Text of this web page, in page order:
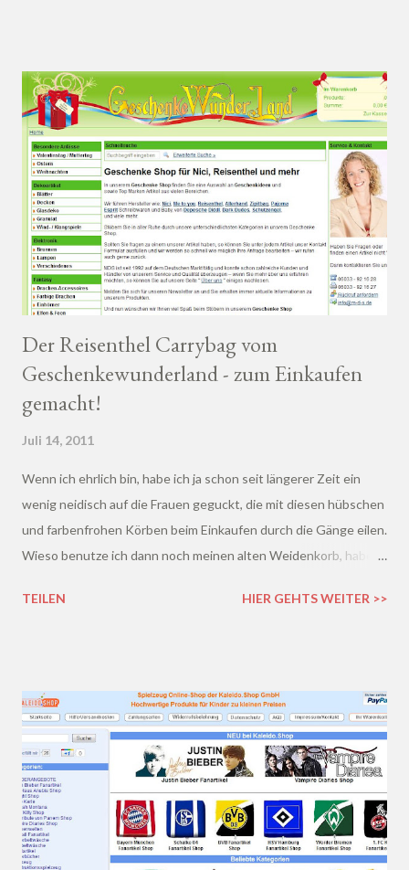
Der Reisenthel Carrybag vom
Geschenkewunderland - zum Einkaufen
gemacht!
Juli 14, 2011
Wenn ich ehrlich bin, habe ich ja schon seit längerer Zeit ein
wenig neidisch auf die Frauen geguckt, die mit diesen hübschen
und farbenfrohen Körben beim Einkaufen durch die Gänge eilen.
Wieso benutze ich dann noch meinen alten Weidenkorb, habe
denn ein paar Tage später bin ich auf den Shop
TEILEN HIER GEHTS WEITER >>